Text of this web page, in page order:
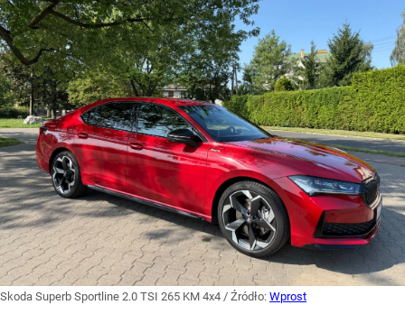
Skoda Superb Sportline 2.0 TSI 265 KM 4x4 / Źródło: Wprost